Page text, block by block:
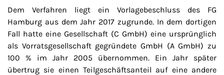
Dem Verfahren liegt ein Vorlagebeschluss des FG
Hamburg aus dem Jahr 2017 zugrunde. In dem dortigen
Fall hatte eine Gesellschaft (C GmbH) eine ursprünglich
als Vorratsgesellschaft gegründete GmbH (A GmbH) zu
100 % im Jahr 2005 übernommen. Ein Jahr später
übertrug sie einen Teilgeschäftsanteil auf eine andere